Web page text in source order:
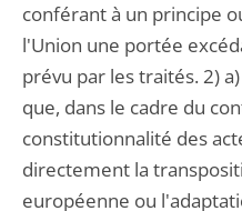
conférant à un principe
l'Union une portée
prévu par les traités. 2)
que, dans le cadre du
constitutionnalité des
directement la
européenne ou